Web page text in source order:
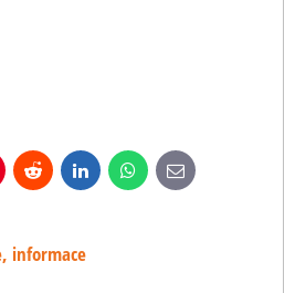
Reddit LinkedInWhatsApp
E-
mail
informace